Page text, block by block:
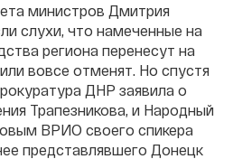
министров Дмитрия
слухи, что намеченные на
региона перенесут на
вовсе отменят. Но спустя
ДНР заявила о
Трапезникова, и Народный
ВРИО своего спикера
представлявшего Донецк